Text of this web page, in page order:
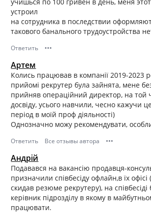
устроил
на сотрудника в последствии
такового банального трудоустройства
Ответить •••
Артем
Колись працював в компанії 2019-2023
прийомі рекрутер була зайнята, мене
прийняв операційний директор, на той
досвіду, усього навчили, чесно кажучи
період в моїй проф діяльності)
Однозначно можу рекомендувати,
Ответить Все отзывы автора •••
Андрій
Подавався на вакансію продавця-
призначили співбесіду офлайн,в їх
скидав резюме рекрутеру), на співбесіді
керівник підрозділу в якому в
працювати.